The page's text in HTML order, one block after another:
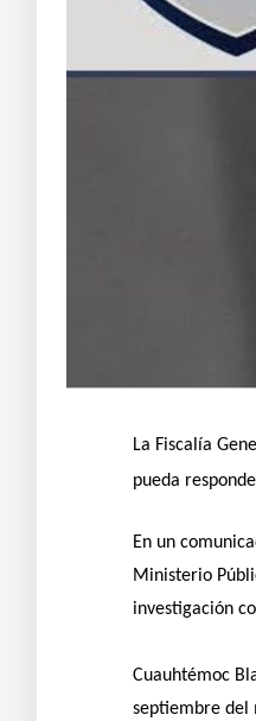
La Fiscalía
pueda
En un
Ministerio
investigación
Cuauhtémoc
septiembre del